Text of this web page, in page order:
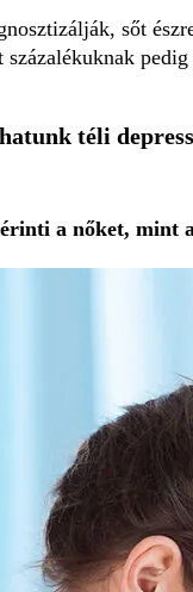
sőt
téli
a nőket,